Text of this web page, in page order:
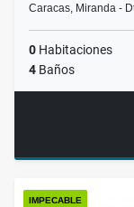
Caracas, Miranda -
0 Habitaciones
4 Baños
IMPECABLE